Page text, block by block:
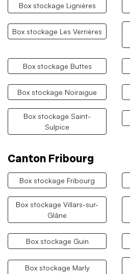
Box stockage Lignières
Box stockage Les Verrières
Box stockage Buttes
Box stockage Noiraigue
Box stockage Saint-
Sulpice
Canton Fribourg
Box stockage Fribourg
Box stockage Villars-sur-
Glâne
Box stockage Guin
Box stockage Marly